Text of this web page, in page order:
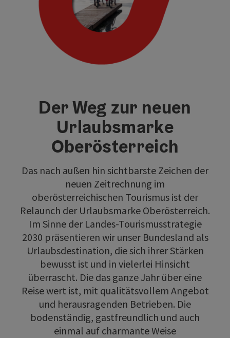
Der Weg zur neuen
Urlaubsmarke
Oberösterreich
Das nach außen hin sichtbarste Zeichen der
neuen Zeitrechnung im
oberösterreichischen Tourismus ist der
Relaunch der Urlaubsmarke Oberösterreich.
Im Sinne der Landes-Tourismusstrategie
2030 präsentieren wir unser Bundesland als
Urlaubsdestination, die sich ihrer Stärken
bewusst ist und in vielerlei Hinsicht
überrascht. Die das ganze Jahr über eine
Reise wert ist, mit qualitätsvollem Angebot
und herausragenden Betrieben. Die
bodenständig, gastfreundlich und auch
einmal auf charmante Weise